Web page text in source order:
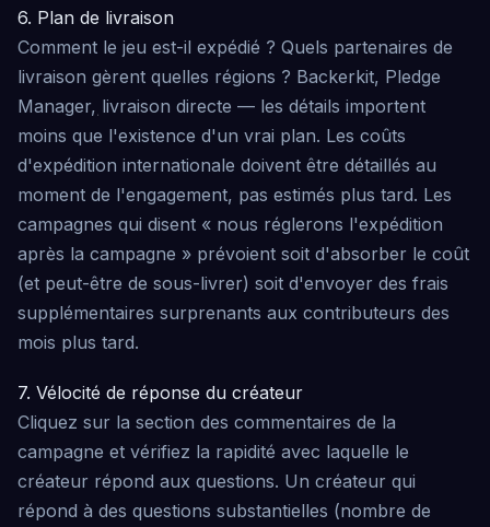
6. Plan de livraison
Comment le jeu est-il expédié ? Quels partenaires de
livraison gèrent quelles régions ? Backerkit, Pledge
Manager, livraison directe — les détails importent
moins que l'existence d'un vrai plan. Les coûts
d'expédition internationale doivent être détaillés au
moment de l'engagement, pas estimés plus tard. Les
campagnes qui disent « nous réglerons l'expédition
après la campagne » prévoient soit d'absorber le coût
(et peut-être de sous-livrer) soit d'envoyer des frais
supplémentaires surprenants aux contributeurs des
mois plus tard.
7. Vélocité de réponse du créateur
Cliquez sur la section des commentaires de la
campagne et vérifiez la rapidité avec laquelle le
créateur répond aux questions. Un créateur qui
répond à des questions substantielles (nombre de